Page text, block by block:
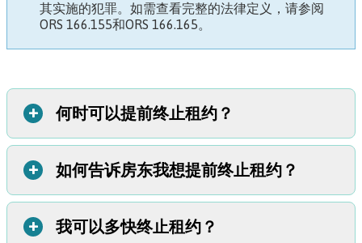
其实施的犯罪。如需查看完整的法律定义，请参阅
ORS 166.155和ORS 166.165。
何时可以提前终止租约？
+
您可以在两种情况下解除租约：
您或与您同住的孩子在过去90天内（不包括伤害您的人在狱
中或住在100英里以外的任何时间）受到伤害；或
您或与您同住的孩子受到限制令的保护。
如何告诉房东我想提前终止租约？
+
给房东写一封信，说明您是受害者，因此要提前终止租约。
我可以多快终止租约？
+